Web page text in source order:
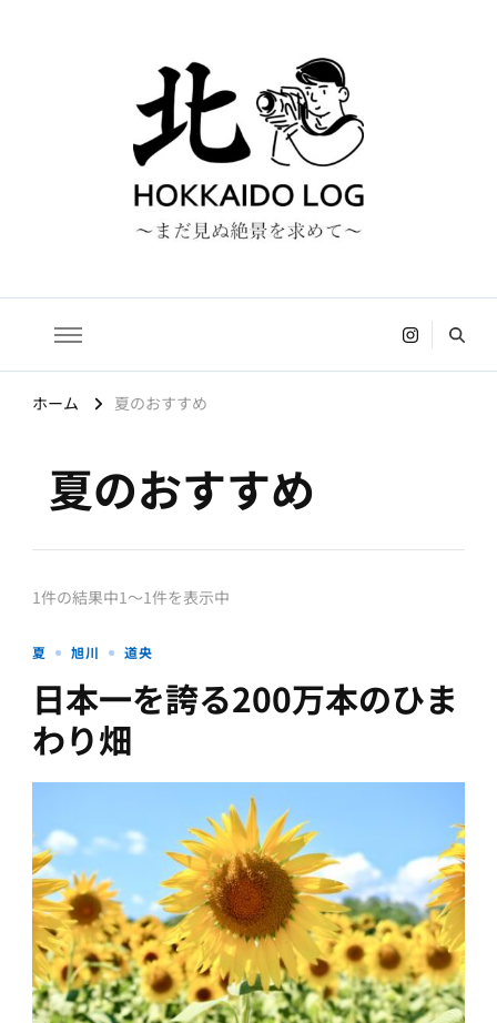
ホーム 夏のおすすめ
夏のおすすめ
1件の結果中1〜1件を表示中
夏 旭川 道央
日本一を誇る200万本のひま
わり畑